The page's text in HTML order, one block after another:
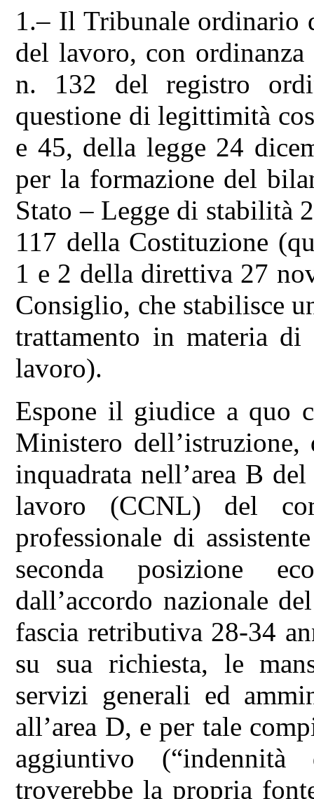
1.– Il Tribunale ordinario
del lavoro, con
n. 132 del registro
questione di legittimità
e 45, della legge 24
per la formazione del
Stato – Legge di stabilità
117 della Costituzione
1 e 2 della direttiva 27
Consiglio, che stabilisce
trattamento in materia
lavoro).
Espone il giudice a quo
Ministero dell’istruzione,
inquadrata nell’area B
lavoro (CCNL) del
professionale di
seconda posizione
dall’accordo nazionale
fascia retributiva 28-34
su sua richiesta, le
servizi generali ed
all’area D, e per tale
aggiuntivo
troverebbe la propria